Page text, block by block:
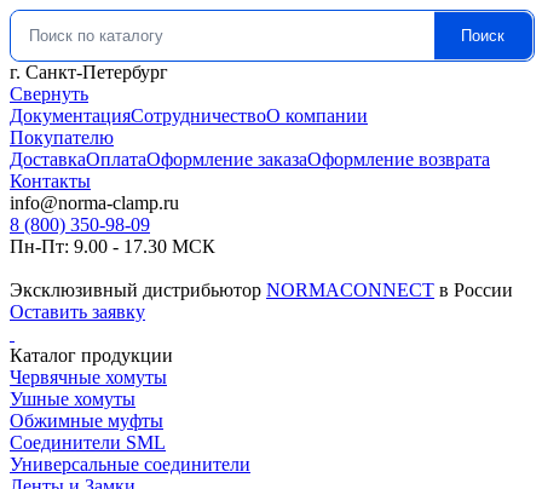
Искать: Поиск
г. Санкт-Петербург
Свернуть
ДокументацияСотрудничествоО компании
Покупателю
ДоставкаОплатаОформление заказаОформление возврата
Контакты
info@norma-clamp.ru
8 (800) 350-98-09
Пн-Пт: 9.00 - 17.30 МСК
Эксклюзивный дистрибьютор NORMACONNECT в России
Оставить заявку
Каталог продукции
Червячные хомуты
Ушные хомуты
Обжимные муфты
Соединители SML
Универсальные соединители